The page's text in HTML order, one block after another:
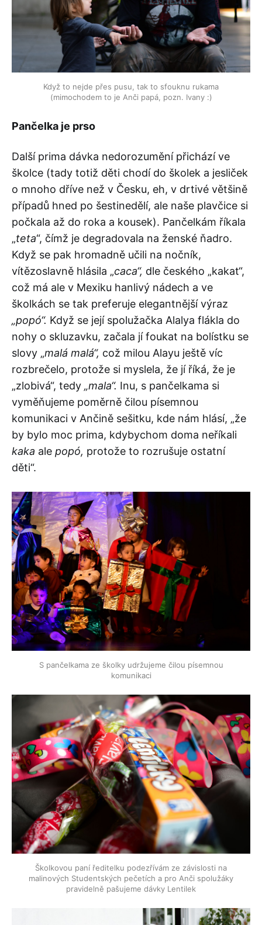
Když to nejde přes pusu, tak to sfouknu rukama
(mimochodem to je Anči papá, pozn. Ivany :)
Pančelka je prso
Další prima dávka nedorozumění přichází ve
školce (tady totiž děti chodí do školek a jesliček
o mnoho dříve než v Česku, eh, v drtivé většině
případů hned po šestinedělí, ale naše plavčice si
počkala až do roka a kousek). Pančelkám říkala
„teta“, čímž je degradovala na ženské ňadro.
Když se pak hromadně učili na nočník,
vítězoslavně hlásila „caca“, dle českého „kakat“,
což má ale v Mexiku hanlivý nádech a ve
školkách se tak preferuje elegantnější výraz
„popó“. Když se její spolužačka Alalya flákla do
nohy o skluzavku, začala jí foukat na bolístku se
slovy „malá malá“, což milou Alayu ještě víc
rozbrečelo, protože si myslela, že jí říká, že je
„zlobivá“, tedy „mala“. Inu, s pančelkama si
vyměňujeme poměrně čilou písemnou
komunikaci v Ančině sešitku, kde nám hlásí, „že
by bylo moc prima, kdybychom doma neříkali
kaka ale popó, protože to rozrušuje ostatní
děti“.
S pančelkama ze školky udržujeme čilou písemnou
komunikaci
Školkovou paní ředitelku podezřívám ze závislosti na
malinových Studentských pečetích a pro Anči spolužáky
pravidelně pašujeme dávky Lentilek